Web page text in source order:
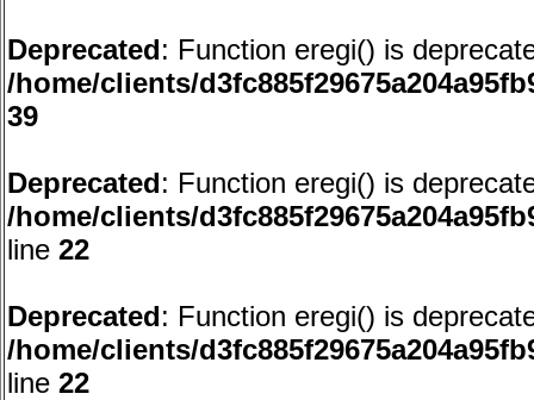
Deprecated: Function eregi() is
/home/clients/
39
Deprecated: Function eregi() is
/home/clients/
line 22
Deprecated: Function eregi() is
/home/clients/
line 22